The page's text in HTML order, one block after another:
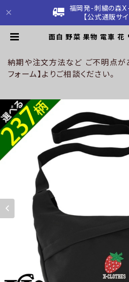
福岡発-刺繍の森
【公式通販サイ
面白 野菜 果物 電車 花
ンド 柄 クリスマス
09-s | 刺繍の森X-
式通販サイト】
納期や注文方法など ご不明点が
フォーム】よりご相談ください。